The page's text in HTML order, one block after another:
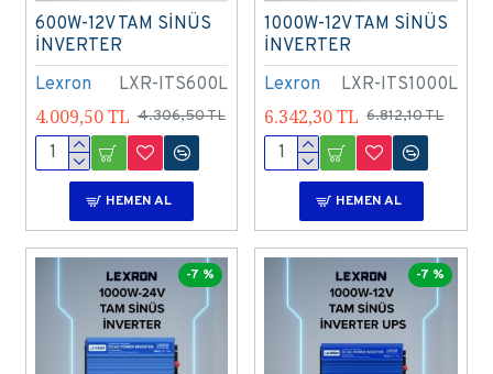
Lexron LXR-ITS600L
600W-12V TAM SİNÜS
İNVERTER
4.009,50 TL 4.306,50 TL
HEMEN AL
Lexron LXR-ITS1000L
1000W-12V TAM SİNÜS
İNVERTER
6.342,30 TL 6.812,10 TL
HEMEN AL
-7 % -7 %